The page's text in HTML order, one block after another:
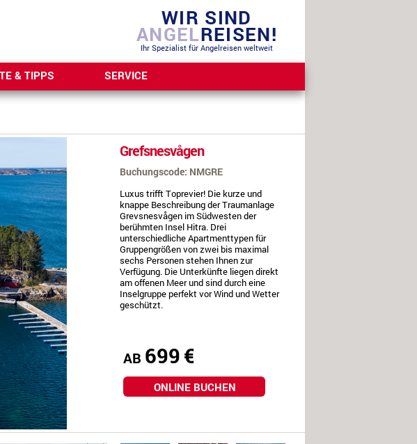
WIR SIND
ANGELREISEN!
Ihr Spezialist für Angelreisen weltweit
& TIPPS SERVICE
Grefsnesvågen
Buchungscode: NMGRE
Luxus trifft Toprevier! Die kurze und
knappe Beschreibung der Traumanlage
Grevsnesvågen im Südwesten der
berühmten Insel Hitra. Drei
unterschiedliche Apartmenttypen für
Gruppengrößen von zwei bis maximal
sechs Personen stehen Ihnen zur
Verfügung. Die Unterkünfte liegen direkt
am offenen Meer und sind durch eine
Inselgruppe perfekt vor Wind und Wetter
geschützt.
AB 699€
ONLINE BUCHEN